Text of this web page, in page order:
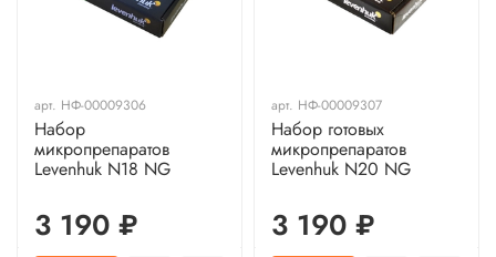
арт. НФ-00009306
Набор
микропрепаратов
Levenhuk N18 NG
3 190 ₽
арт. НФ-00009307
Набор готовых
микропрепаратов
Levenhuk N20 NG
3 190 ₽